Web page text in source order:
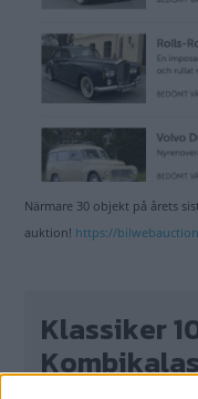
Närmare 30 objekt på årets
auktion! https://
Klassiker